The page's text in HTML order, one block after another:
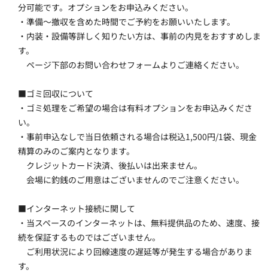
分可能です。オプションをお申込みください。
・準備～撤収を含めた時間でご予約をお願いいたします。
・内装・設備等詳しく知りたい方は、事前の内見をおすすめしま
す。
ページ下部のお問い合わせフォームよりご連絡ください。
■ゴミ回収について
・ゴミ処理をご希望の場合は有料オプションをお申込みくださ
い。
・事前申込なしで当日依頼される場合は税込1,500円/1袋、現金
精算のみのご案内となります。
クレジットカード決済、後払いは出来ません。
会場に釣銭のご用意はございませんのでご注意ください。
■インターネット接続に関して
・当スペースのインターネットは、無料提供品のため、速度、接
続を保証するものではございません。
ご利用状況により回線速度の遅延等が発生する場合がありま
す。